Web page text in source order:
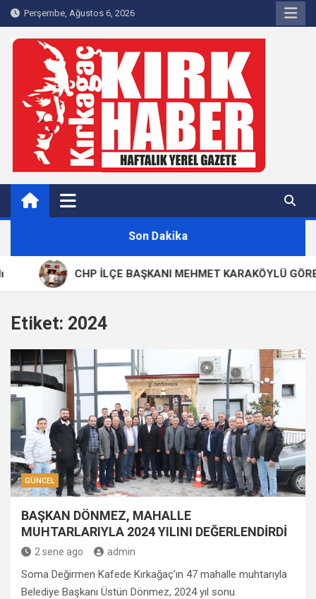
Skip
to
content
Perşembe, Ağustos 6, 2026
Kırkağaç 40Haber
Kırkağaç'ın Yerel Haber Sitesi
Son Dakika
CHP İLÇE BAŞKANI MEHMET KARAKÖYLÜ
Etiket: 2024
GÜNCEL
BAŞKAN DÖNMEZ, MAHALLE
MUHTARLARIYLA 2024 YILINI DEĞERLENDİRDİ
2 sene ago admin
Soma Değirmen Kafede Kırkağaç’ın 47 mahalle muhtarıyla
Belediye Başkanı Üstün Dönmez, 2024 yıl sonu